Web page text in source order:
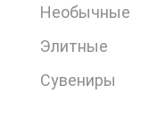
Необычные
Элитные
Сувениры